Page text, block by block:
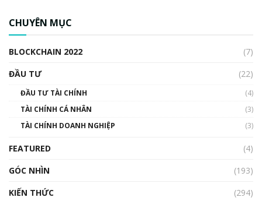
00:02:14
Nhìn lại năm 2022: Những sự kiện ảnh hưởng
đến hệ sinh thái tiền mã hoá | Phổ cập
CHUYÊN MỤC
BLOCKCHAIN 2022
(7)
ĐẦU TƯ
(22)
ĐẦU TƯ TÀI CHÍNH
(4)
TÀI CHÍNH CÁ NHÂN
(3)
TÀI CHÍNH DOANH NGHIỆP
(3)
FEATURED
(4)
GÓC NHÌN
(193)
KIẾN THỨC
(294)